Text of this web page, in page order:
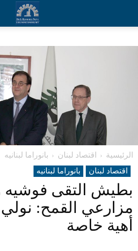
الرئيسية اقتصاد لبنان
بانوراما لبنانیه
اقتصاد لبنان
بانوراما لبنانیه
بطيش التقى فوشيه
مزارعي القمح: نولي
أهية خاصة